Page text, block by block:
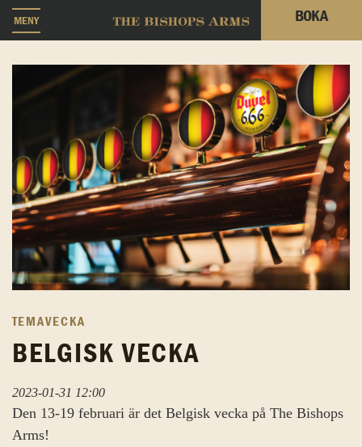
MENY BOKA
TEMAVECKA
BELGISK VECKA
2023-01-31 12:00
Den 13-19 februari är det Belgisk vecka på The Bishops
Arms!